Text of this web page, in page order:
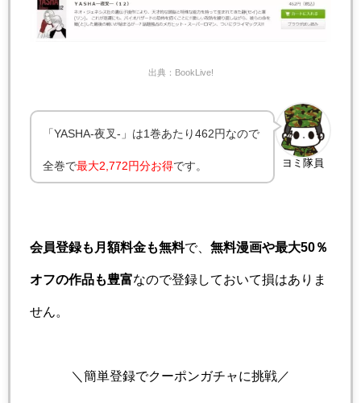
出典：BookLive!
ヨミ隊員
「YASHA-夜叉-」は1巻あたり462円なので
全巻で最大2,772円分お得です。
会員登録も月額料金も無料で、 無料漫画や最大50％
オフの作品も豊富なので登録しておいて損はありま
せん。
＼簡単登録でクーポンガチャに挑戦／